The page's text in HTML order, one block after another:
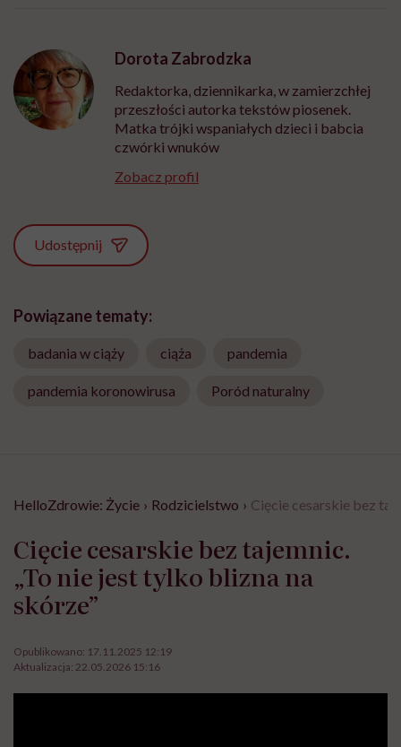
Dorota Zabrodzka
Redaktorka, dziennikarka, w zamierzchłej
przeszłości autorka tekstów piosenek.
Matka trójki wspaniałych dzieci i babcia
czwórki wnuków
Zobacz profil
Udostępnij
Powiązane tematy:
badania w ciąży ciąża pandemia
pandemia koronowirusa Poród naturalny
HelloZdrowie: Życie › Rodzicielstwo › Cięcie cesarskie bez
Cięcie cesarskie bez tajemnic.
„To nie jest tylko blizna na
skórze”
Opublikowano: 17.11.2025 12:19
Aktualizacja: 22.05.2026 15:16